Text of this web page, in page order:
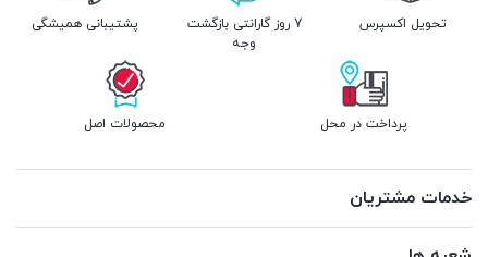
تحویل اکسپرس
7 روز گارانتی بازگشت
وجه
پشتیبانی همیشگی
پرداخت در محل محصولات اصل
خدمات مشتریان